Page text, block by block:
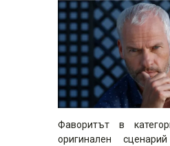
Фаворитът в
оригинален